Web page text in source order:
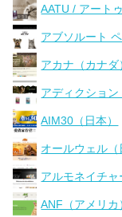
AATU / アート
アブソルート
アカナ（カナダ
アディクション
AIM30（日本）
オールウェル（
アルモネイチャ
ANF（アメリカ